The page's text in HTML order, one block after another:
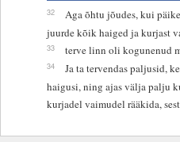
32
Aga õhtu jõudes, kui
juurde kõik haiged ja kurjast
33 terve linn oli kogunenud
34
Ja ta tervendas paljusid,
haigusi, ning ajas välja palju
kurjadel vaimudel rääkida,